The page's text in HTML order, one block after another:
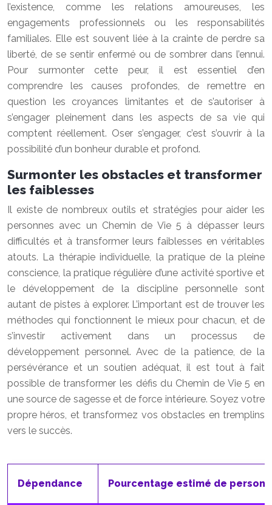
l’existence, comme les relations amoureuses, les
engagements professionnels ou les responsabilités
familiales. Elle est souvent liée à la crainte de perdre sa
liberté, de se sentir enfermé ou de sombrer dans l’ennui.
Pour surmonter cette peur, il est essentiel d’en
comprendre les causes profondes, de remettre en
question les croyances limitantes et de s’autoriser à
s’engager pleinement dans les aspects de sa vie qui
comptent réellement. Oser s’engager, c’est s’ouvrir à la
possibilité d’un bonheur durable et profond.
Surmonter les obstacles et transformer
les faiblesses
Il existe de nombreux outils et stratégies pour aider les
personnes avec un Chemin de Vie 5 à dépasser leurs
difficultés et à transformer leurs faiblesses en véritables
atouts. La thérapie individuelle, la pratique de la pleine
conscience, la pratique régulière d’une activité sportive et
le développement de la discipline personnelle sont
autant de pistes à explorer. L’important est de trouver les
méthodes qui fonctionnent le mieux pour chacun, et de
s’investir activement dans un processus de
développement personnel. Avec de la patience, de la
persévérance et un soutien adéquat, il est tout à fait
possible de transformer les défis du Chemin de Vie 5 en
une source de sagesse et de force intérieure. Soyez votre
propre héros, et transformez vos obstacles en tremplins
vers le succès.
Dépendance Pourcentage estimé de